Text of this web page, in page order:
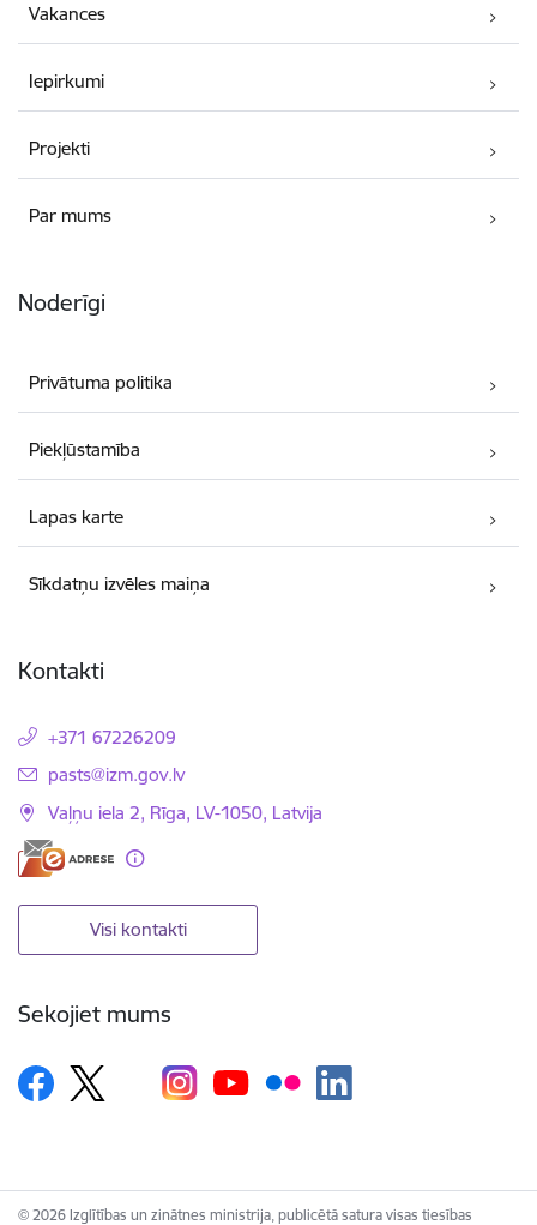
Vakances
Iepirkumi
Projekti
Par mums
Noderīgi
Privātuma politika
Piekļūstamība
Lapas karte
Sīkdatņu izvēles maiņa
Kontakti
+371 67226209
E-pasts:
pasts@izm.gov.lv
Vaļņu iela 2, Rīga, LV-1050, Latvija
Visi kontakti
Sekojiet mums
© 2026 Izglītības un zinātnes ministrija, publicētā satura visas tiesības